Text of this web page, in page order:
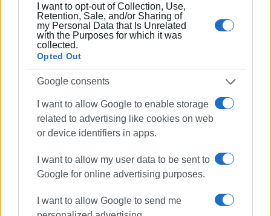
I want to opt-out of Collection, Use,
Retention, Sale, and/or Sharing of
my Personal Data that Is Unrelated
with the Purposes for which it was
collected.
Opted Out
Google consents
I want to allow Google to enable storage
related to advertising like cookies on web
or device identifiers in apps.
I want to allow my user data to be sent to
Google for online advertising purposes.
I want to allow Google to send me
Ακολουθήστε το enimerosi στοFacebook
Συνδρομητές στο e-paper